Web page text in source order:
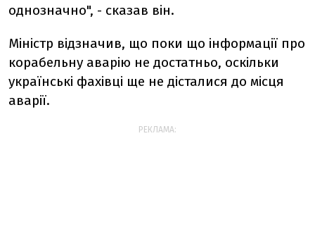
однозначно", - сказав він.
Міністр відзначив, що поки що інформації про
корабельну аварію не достатньо, оскільки
українські фахівці ще не дісталися до місця
аварії.
РЕКЛАМА: